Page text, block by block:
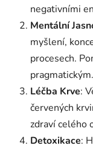
negativními
Mentální
myšlení,
procesech.
pragmatickým.
Léčba Krve:
červených
zdraví celého
Detoxikace: